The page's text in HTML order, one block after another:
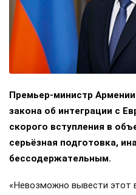
Премьер-министр
закона об интеграции с
скорого вступления в
серьёзная подготовка,
бессодержательным.
«Невозможно вывести этот